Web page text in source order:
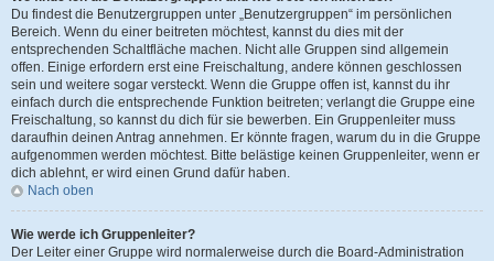
Du findest die Benutzergruppen unter „Benutzergruppen“ im persönlichen
Bereich. Wenn du einer beitreten möchtest, kannst du dies mit der
entsprechenden Schaltfläche machen. Nicht alle Gruppen sind allgemein
offen. Einige erfordern erst eine Freischaltung, andere können geschlossen
sein und weitere sogar versteckt. Wenn die Gruppe offen ist, kannst du ihr
einfach durch die entsprechende Funktion beitreten; verlangt die Gruppe eine
Freischaltung, so kannst du dich für sie bewerben. Ein Gruppenleiter muss
daraufhin deinen Antrag annehmen. Er könnte fragen, warum du in die Gruppe
aufgenommen werden möchtest. Bitte belästige keinen Gruppenleiter, wenn er
dich ablehnt, er wird einen Grund dafür haben.
Nach oben
Wie werde ich Gruppenleiter?
Der Leiter einer Gruppe wird normalerweise durch die Board-Administration